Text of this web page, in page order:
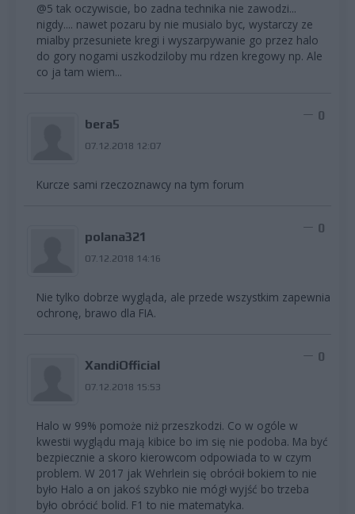
@5 tak oczywiscie, bo zadna technika nie zawodzi...
nigdy.... nawet pozaru by nie musialo byc, wystarczy ze
mialby przesuniete kregi i wyszarpywanie go przez halo
do gory nogami uszkodziloby mu rdzen kregowy np. Ale
co ja tam wiem...
bera5
07.12.2018 12:07
0
Kurcze sami rzeczoznawcy na tym forum
polana321
07.12.2018 14:16
0
Nie tylko dobrze wygląda, ale przede wszystkim zapewnia
ochronę, brawo dla FIA.
XandiOfficial
07.12.2018 15:53
0
Halo w 99% pomoże niż przeszkodzi. Co w ogóle w
kwestii wyglądu mają kibice bo im się nie podoba. Ma być
bezpiecznie a skoro kierowcom odpowiada to w czym
problem. W 2017 jak Wehrlein się obrócił bokiem to nie
było Halo a on jakoś szybko nie mógł wyjść bo trzeba
było obrócić bolid. F1 to nie matematyka.